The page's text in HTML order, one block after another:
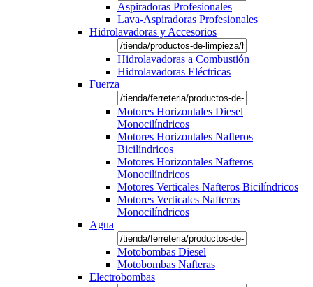
Aspiradoras Profesionales
Lava-Aspiradoras Profesionales
Hidrolavadoras y Accesorios
Hidrolavadoras a Combustión
Hidrolavadoras Eléctricas
Fuerza
Motores Horizontales Diesel
Monocilíndricos
Motores Horizontales Nafteros
Bicilíndricos
Motores Horizontales Nafteros
Monocilíndricos
Motores Verticales Nafteros Bicilíndricos
Motores Verticales Nafteros
Monocilíndricos
Agua
Motobombas Diesel
Motobombas Nafteras
Electrobombas